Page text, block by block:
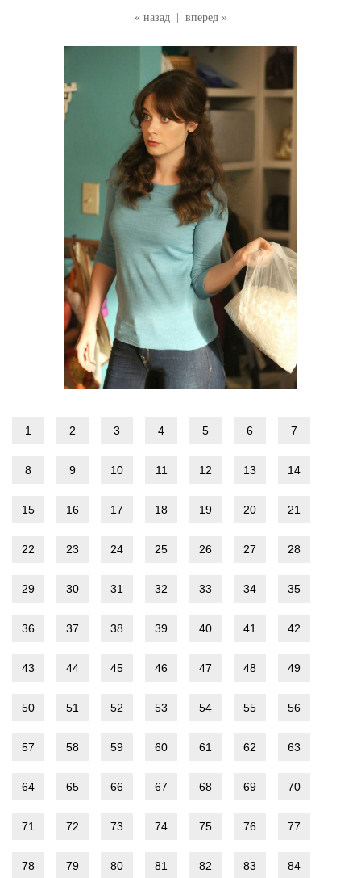
« назад
вперед »
1 2 3 4 5 6 7
8 9 10 11 12 13 14
15 16 17 18 19 20 21
22 23 24 25 26 27 28
29 30 31 32 33 34 35
36 37 38 39 40 41 42
43 44 45 46 47 48 49
50 51 52 53 54 55 56
57 58 59 60 61 62 63
64 65 66 67 68 69 70
71 72 73 74 75 76 77
78 79 80 81 82 83 84